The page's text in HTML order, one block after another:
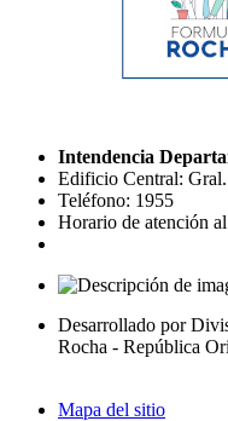
Intendencia
Edificio Central:
Teléfono: 1955
Horario de atención
Desarrollado por
Rocha - República
Mapa del sitio